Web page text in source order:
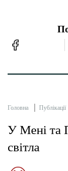
Головна Публікації
У Мені та
світла